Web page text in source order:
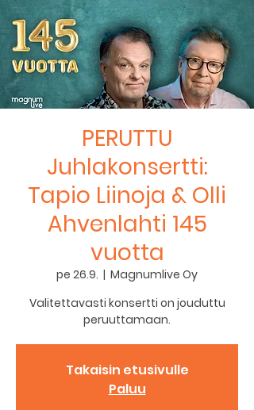
PERUTTU
Juhlakonsertti:
Tapio Liinoja & Olli
Ahvenlahti 145
vuotta
pe 26.9.
  |
Magnumlive Oy
Valitettavasti konsertti on jouduttu
peruuttamaan.
Takaisin etusivulle
Paluu